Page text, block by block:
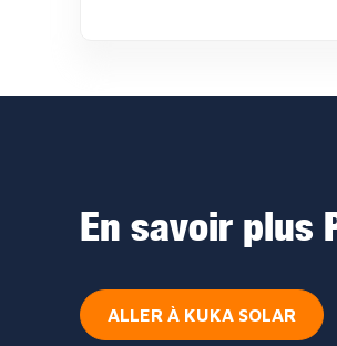
En savoir plus
ALLER À KUKA SOLAR